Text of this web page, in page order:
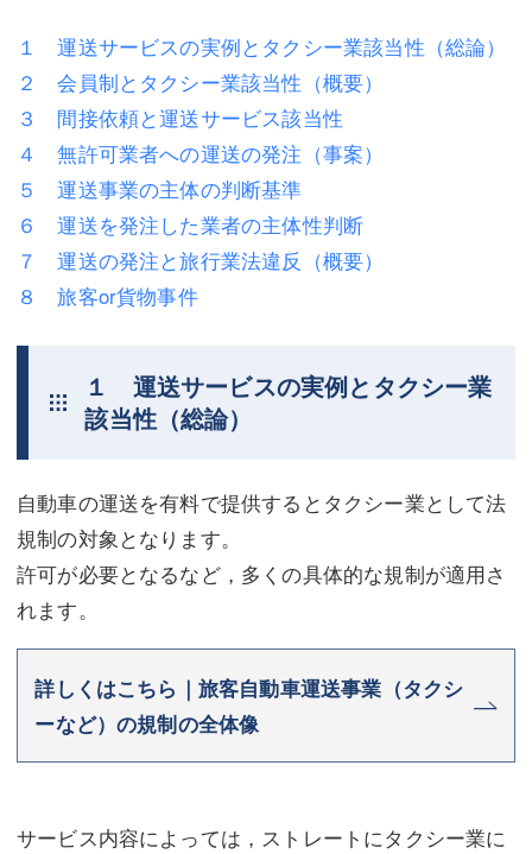
相続・遺言
離婚（夫婦間トラブル）
企業法務
労働問題（解雇，残業等）
刑事弁護
不動産登記
商業登記
債務整理
マスコミ取材・実績
アクセス
東京事務所 (新宿・四谷)
埼玉事務所 (さいたま市)
離婚（夫婦間トラブル）
企業法務
労働問題（解雇，残業等）
刑事弁護
交通事故
調査・書面作成
マスコミ取材・実績
アクセス
東京事務所 (新宿・四谷)
埼玉事務所 (さいたま市)
川口事務所（埼玉県川口市）
１ 運送サービスの実例とタクシー業該当性（総論）
２ 会員制とタクシー業該当性（概要）
３ 間接依頼と運送サービス該当性
４ 無許可業者への運送の発注（事案）
５ 運送事業の主体の判断基準
６ 運送を発注した業者の主体性判断
７ 運送の発注と旅行業法違反（概要）
８ 旅客or貨物事件
１ 運送サービスの実例とタクシー業
該当性（総論）
自動車の運送を有料で提供するとタクシー業として法
規制の対象となります。
許可が必要となるなど，多くの具体的な規制が適用さ
れます。
詳しくはこちら｜旅客自動車運送事業（タクシ
ーなど）の規制の全体像
サービス内容によっては，ストレートにタクシー業に